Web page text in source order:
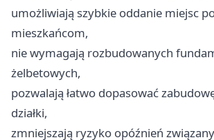
umożliwiają szybkie oddanie miejsc
mieszkańcom,
nie wymagają rozbudowanych
żelbetowych,
pozwalają łatwo dopasować
działki,
zmniejszają ryzyko opóźnień